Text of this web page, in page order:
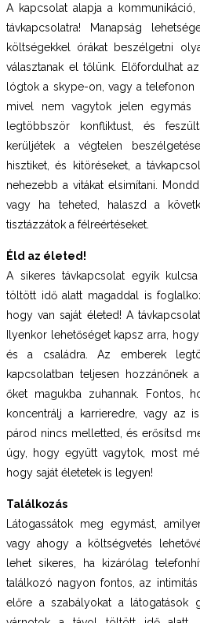
A kapcsolat alapja a
távkapcsolatra! Manapság
költségekkel órákat beszélgetni
választanak el tőlünk. Előfordulhat
lógtok a skype-on, vagy a telefonon
mivel nem vagytok jelen egymás
legtöbbször konfliktust, és
kerüljétek a végtelen
hisztiket, és kitöréseket, a
nehezebb a vitákat elsimítani.
vagy ha teheted, halaszd a
tisztázzátok a félreértéseket.
Éld az életed!
A sikeres távkapcsolat egyik
töltött idő alatt magaddal is
hogy van saját életed! A
Ilyenkor lehetőséget kapsz arra,
és a családra. Az emberek
kapcsolatban teljesen hozzánőnek
őket magukba zuhannak. Fontos,
koncentrálj a karrieredre, vagy az
párod nincs melletted, és erősítsd
úgy, hogy együtt vagytok, most
hogy saját életetek is legyen!
Találkozás
Látogassátok meg egymást,
vagy ahogy a költségvetés
lehet sikeres, ha kizárólag
találkozó nagyon fontos, az intimitás
előre a szabályokat a látogatások